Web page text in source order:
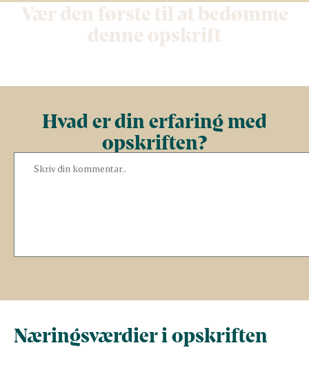
Vær den første til at bedømme
denne opskrift
Hvad er din erfaring med
opskriften?
Næringsværdier i opskriften